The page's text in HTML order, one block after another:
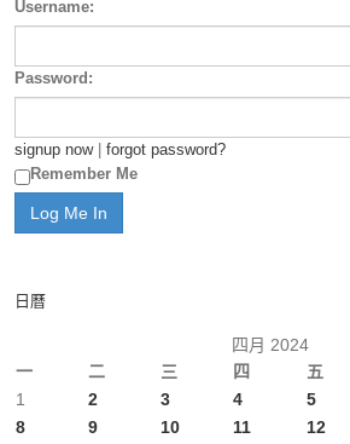
Username:
Password:
signup now| forgot password?
Remember Me
日曆
四月 2024
一
二 三 四 五
1 2 3 4 5
8
9 10 11 12